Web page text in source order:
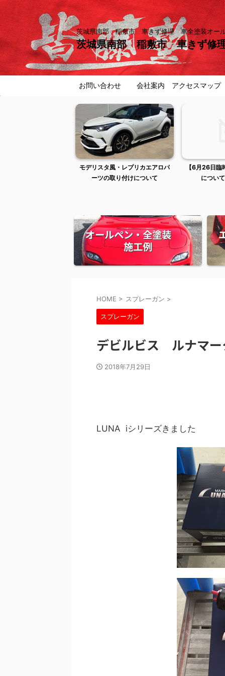
茨城県南部 稲敷市 車きず修理 車全塗装オ
茨城県南部 稲敷市 車きず
お問い合わせ 会社案内 アクセスマップ
モデリスタ風・レプリカエアロパ
ーツの取り付けについて
【6月26日臨
につい
オールペン・全塗装
施工例
HOME > スプレーガン >
スプレーガン
デビルビス ルナマ
2018年7月29日
LUNA iシリーズきました